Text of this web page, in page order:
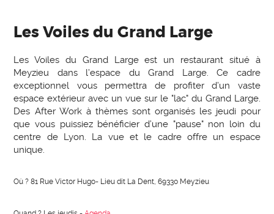
Les Voiles du Grand Large
Les Voiles du Grand Large est un restaurant situé à
Meyzieu dans l’espace du Grand Large. Ce cadre
exceptionnel vous permettra de profiter d’un vaste
espace extérieur avec un vue sur le "lac" du Grand Large.
Des After Work à thèmes sont organisés les jeudi pour
que vous puissiez bénéficier d’une "pause" non loin du
centre de Lyon. La vue et le cadre offre un espace
unique.
Où ? 81 Rue Victor Hugo- Lieu dit La Dent, 69330 Meyzieu